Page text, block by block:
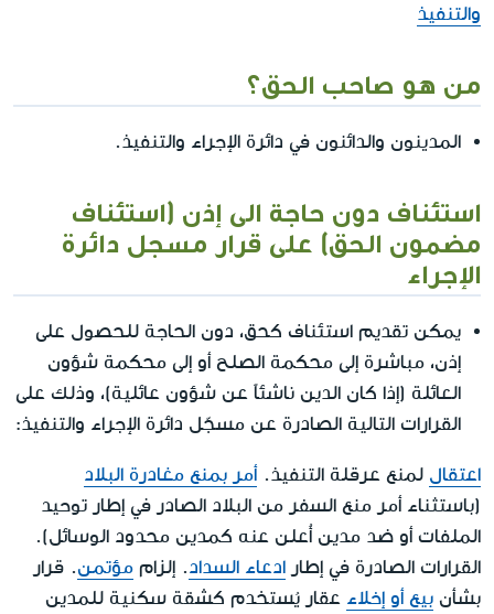
والتنفيذ
من هو صاحب الحق؟
المدينون والدائنون في دائرة الإجراء والتنفيذ.
استئناف دون حاجة الى إذن (استئناف
مضمون الحق) على قرار مسجل دائرة
الإجراء
يمكن تقديم استئناف كحق، دون الحاجة للحصول على
إذن، مباشرة إلى محكمة الصلح أو إلى محكمة شؤون
العائلة (إذا كان الدين ناشئاً عن شؤون عائلية)، وذلك على
القرارات التالية الصادرة عن مسجّل دائرة الإجراء والتنفيذ:
اعتقال لمنع عرقلة التنفيذ.أمر بمنع مغادرة البلاد
(باستثناء أمر منع السفر من البلاد الصادر في إطار توحيد
الملفات أو ضد مدين أُعلن عنه كمدين محدود الوسائل).
القرارات الصادرة في إطار ادعاء السداد. إلزام مؤتمن. قرار
بشأن بيع أو إخلاء عقار يُستخدم كشقة سكنية للمدين